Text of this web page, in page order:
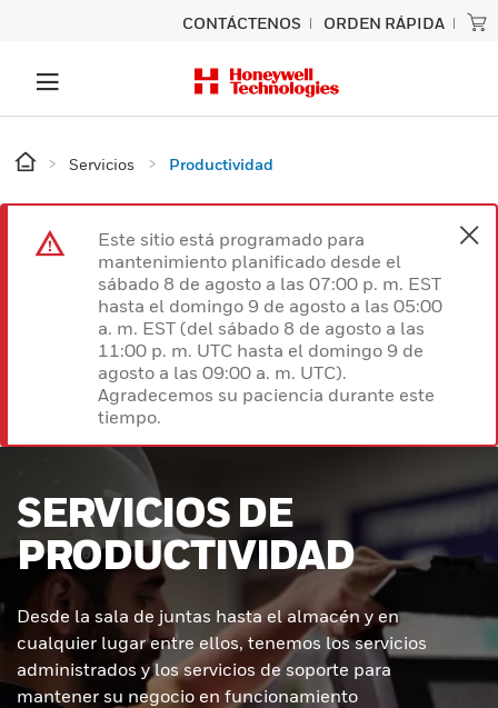
CONTÁCTENOS ORDEN RÁPIDA
Servicios Productividad
Este sitio está programado para
mantenimiento planificado desde el
sábado 8 de agosto a las 07:00 p. m. EST
hasta el domingo 9 de agosto a las 05:00
a. m. EST (del sábado 8 de agosto a las
11:00 p. m. UTC hasta el domingo 9 de
agosto a las 09:00 a. m. UTC).
Agradecemos su paciencia durante este
tiempo.
SERVICIOS DE
PRODUCTIVIDAD
Desde la sala de juntas hasta el almacén y en
cualquier lugar entre ellos, tenemos los servicios
administrados y los servicios de soporte para
mantener su negocio en funcionamiento